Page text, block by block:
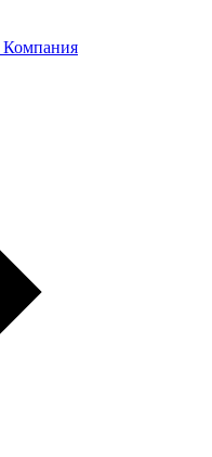
Компания